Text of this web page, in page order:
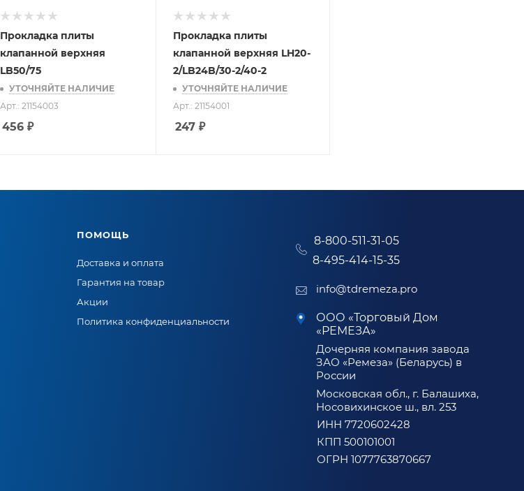
Прокладка плиты
клапанной верхняя
LB50/75
УТОЧНЯЙТЕ НАЛИЧИЕ
Арт.: 21154003
456₽
Прокладка плиты
клапанной верхняя LH20-
2/LB24B/30-2/40-2
УТОЧНЯЙТЕ НАЛИЧИЕ
Арт.: 21154001
247 ₽
ПОМОЩЬ
Доставка и оплата
Гарантия на товар
Акции
Политика конфиденциальности
8-800-511-31-05
8-495-414-15-35
info@tdremeza.pro
ООО «Торговый Дом
«РЕМЕЗА»
Дочерняя компания завода
ЗАО «Ремеза» (Беларусь) в
России
Московская обл., г. Балашиха,
Носовихинское ш., вл. 253
ИНН 7720602428
КПП 500101001
ОГРН 1077763870667